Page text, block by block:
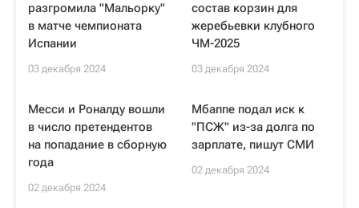
разгромила "Мальорку"
в матче чемпионата
Испании
03 декабря 2024
состав корзин для
жеребьевки клубного
ЧМ-2025
03 декабря 2024
Месси и Роналду вошли
в число претендентов
на попадание в сборную
года
02 декабря 2024
Мбаппе подал иск к
"ПСЖ" из-за долга по
зарплате, пишут СМИ
02 декабря 2024